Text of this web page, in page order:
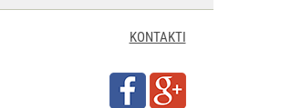
KONTAKTI